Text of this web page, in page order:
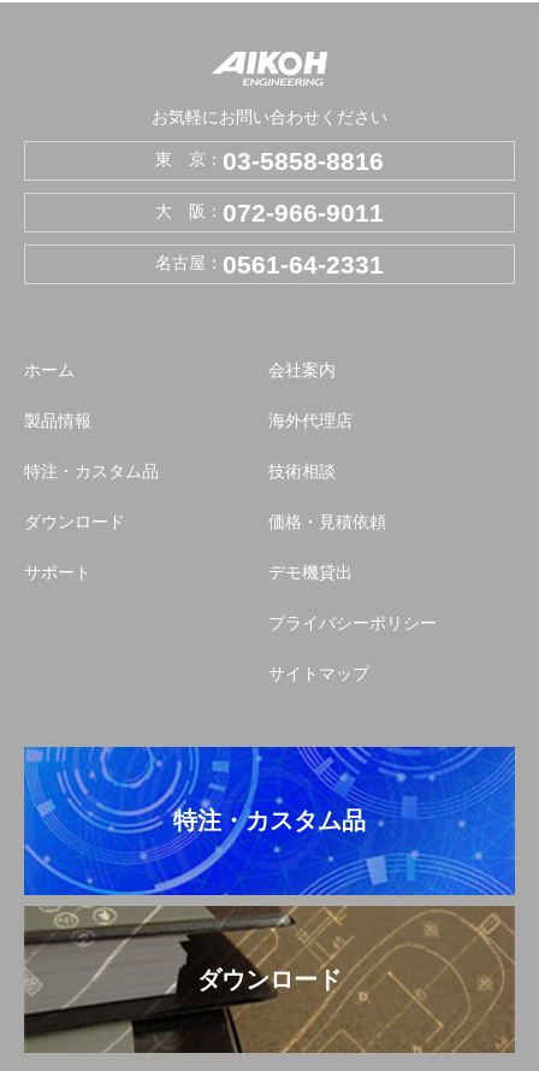
お気軽にお問い合わせください
東 京： 03-5858-8816
大 阪： 072-966-9011
名古屋： 0561-64-2331
ホーム
製品情報
特注・カスタム品
ダウンロード
サポート
会社案内
海外代理店
技術相談
価格・見積依頼
デモ機貸出
プライバシーポリシー
サイトマップ
特注・カスタム品
ダウンロード